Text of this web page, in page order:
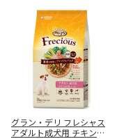
グラン・デリ フレシャス
アダルト成犬用 チキン＆